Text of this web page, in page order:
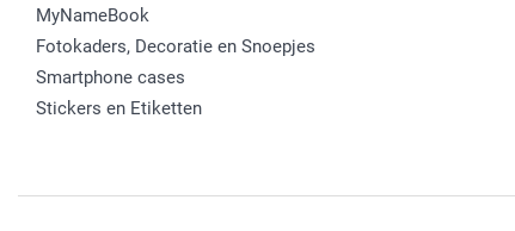
MyNameBook
Fotokaders, Decoratie en Snoepjes
Smartphone cases
Stickers en Etiketten